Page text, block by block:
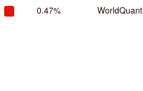
0.47%
WorldQuant